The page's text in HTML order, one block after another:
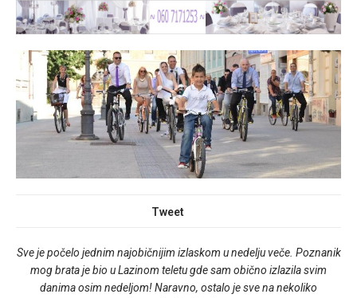
Tweet
Sve je počelo jednim najobičnijim izlaskom u nedelju veče. Poznanik
mog brata je bio u Lazinom teletu gde sam obično izlazila svim
danima osim nedeljom! Naravno, ostalo je sve na nekoliko